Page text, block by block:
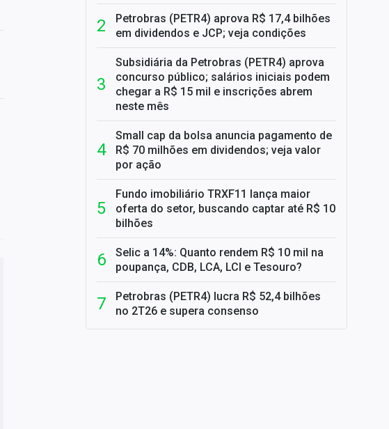
Petrobras (PETR4) aprova R$ 17,4 bilhões
em dividendos e JCP; veja condições
Subsidiária da Petrobras (PETR4) aprova
concurso público; salários iniciais podem
chegar a R$ 15 mil e inscrições abrem
neste mês
Small cap da bolsa anuncia pagamento de
R$ 70 milhões em dividendos; veja valor
por ação
Fundo imobiliário TRXF11 lança maior
oferta do setor, buscando captar até R$ 10
bilhões
Selic a 14%: Quanto rendem R$ 10 mil na
poupança, CDB, LCA, LCI e Tesouro?
Petrobras (PETR4) lucra R$ 52,4 bilhões
no 2T26 e supera consenso